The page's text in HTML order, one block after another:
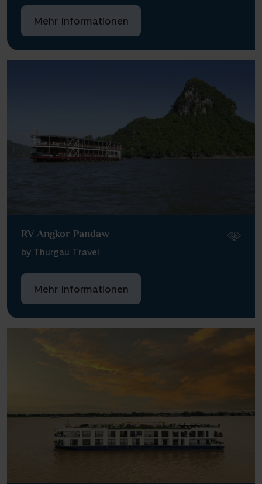
Mehr Informationen
RV Angkor Pandaw
by Thurgau Travel
Mehr Informationen